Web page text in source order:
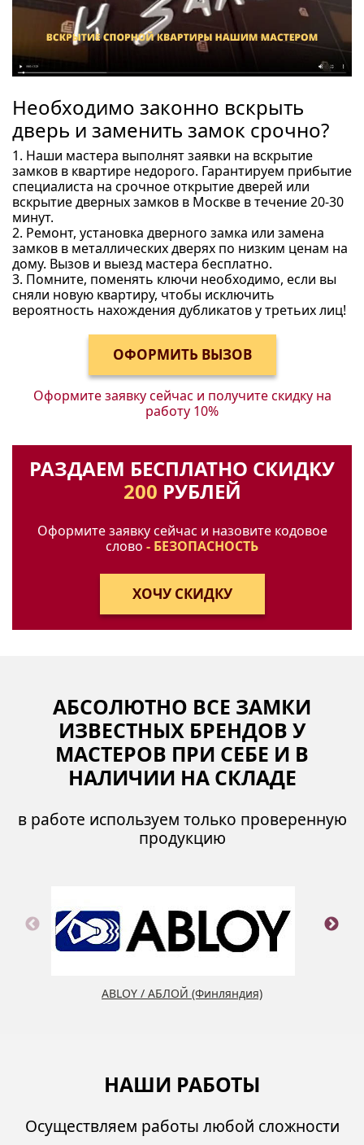
Необходимо законно вскрыть
дверь и заменить замок срочно?
1. Наши мастера выполнят заявки на вскрытие
замков в квартире недорого. Гарантируем прибытие
специалиста на срочное открытие дверей или
вскрытие дверных замков в Москве в течение 20-30
минут.
2. Ремонт, установка дверного замка или замена
замков в металлических дверях по низким ценам на
дому. Вызов и выезд мастера бесплатно.
3. Помните, поменять ключи необходимо, если вы
сняли новую квартиру, чтобы исключить
вероятность нахождения дубликатов у третьих лиц!
Оформите заявку сейчас и получитескидку на
работу 10%
РАЗДАЕМ БЕСПЛАТНО СКИДКУ
200 РУБЛЕЙ
Оформите заявку сейчас и назовите кодовое
слово - БЕЗОПАСНОСТЬ
АБСОЛЮТНО ВСЕ ЗАМКИ
ИЗВЕСТНЫХ БРЕНДОВ У
МАСТЕРОВ ПРИ СЕБЕ И В
НАЛИЧИИ НА СКЛАДЕ
в работе используем только проверенную
продукцию
ABLOY / АБЛОЙ (Финляндия)
НАШИ РАБОТЫ
Осуществляем работы любой сложности